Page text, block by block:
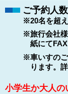
ご予約人
※20名を超
※旅行会社
紙にて
※車いすの
ります。
小学生か大人の